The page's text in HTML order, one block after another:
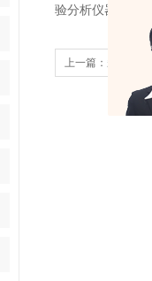
验分析仪器，可
上一篇： 多功能搅